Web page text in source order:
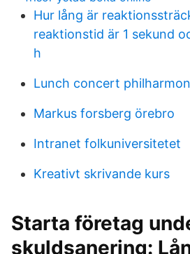
Hur lång är
reaktionstid är 1 sekund
h
Lunch concert
Markus forsberg örebro
Intranet folkuniversitetet
Kreativt skrivande kurs
Starta företag
skuldsanering: